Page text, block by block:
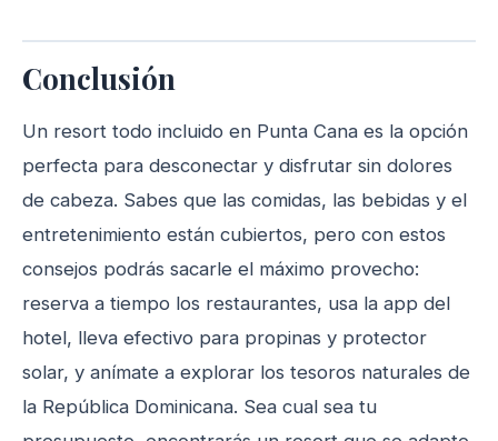
Conclusión
Un resort todo incluido en Punta Cana es la opción
perfecta para desconectar y disfrutar sin dolores
de cabeza. Sabes que las comidas, las bebidas y el
entretenimiento están cubiertos, pero con estos
consejos podrás sacarle el máximo provecho:
reserva a tiempo los restaurantes, usa la app del
hotel, lleva efectivo para propinas y protector
solar, y anímate a explorar los tesoros naturales de
la República Dominicana. Sea cual sea tu